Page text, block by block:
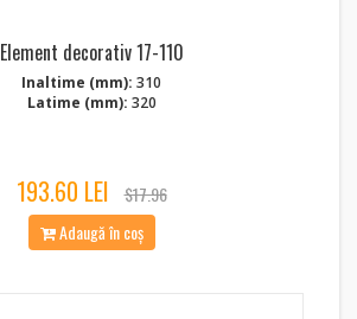
Element decorativ 17-110
Inaltime (mm): 310
Latime (mm): 320
193.60 LEI
$17.96
Adaugă în coș